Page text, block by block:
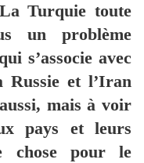
Turquie toute
un problème
s’associe avec
Russie et l’Iran
mais à voir
pays et leurs
chose pour le